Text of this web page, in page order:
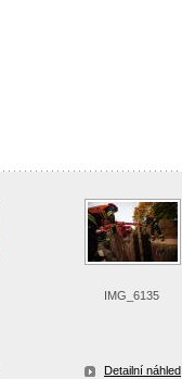
IMG_6135
Detailní náhled